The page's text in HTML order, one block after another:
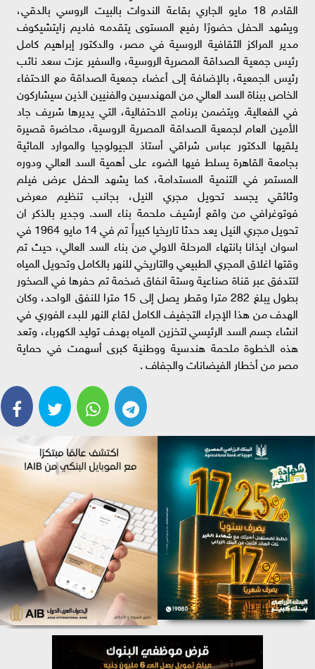
القادم 18 مايو الجاري بقاعة الندوات بالبيت الروسي بالدقي،
ويشهد الحفل حضورًا رفيع المستوى يتقدمه فاديم زايتشيكوف
مدير المراكز الثقافية الروسية في مصر، والدكتور إبراهيم كامل
رئيس جمعية الصداقة المصرية الروسية، والسفير عزت سعد نائب
رئيس الجمعية، بالإضافة إلى أعضاء جمعية الصداقة مع الاحتفاء
الخاص ببناة السد العالي من المهندسين والفنيين الذين سيشاركون
في الفعالية. ويتضمن برنامج الاحتفالية، التي يديرها شريف جاد
الأمين العام لجمعية الصداقة المصرية الروسية، محاضرة قصيرة
يلقيها الدكتور عباس شراقي أستاذ الجيولوجيا والموارد المائية
بجامعة القاهرة يسلط فيها الضوء على أهمية السد العالي ودوره
المستمر في التنمية المستدامة، كما يشهد الحفل عرض فيلم
وثائقي يجسد تحويل مجري النيل، بجانب تنظيم معرض
فوتوغرافي من واقع أرشيف ملحمة بناء السد. وجدير بالذكر ان
تحويل مجري النيل يعد حدثا تاريخيا كبيراً تم في 14 مايو 1964 في
اسوان ايذانا بانتهاء المرحلة الاولي من بناء السد العالي، حيث تم
وقتها اغلاق المجري الطبيعي والتاريخي للنهر بالكامل وتحويل المياه
لتتدفق عبر قناة صناعية وستة انفاق ضخمة تم حفرها في الصخور
بطول يبلغ 282 مترا وقطر يصل إلى 15 مترا للنفق الواحد، وكان
الهدف من هذا الإجراء التجفيف الكامل لقاع النهر للبدء الفوري في
انشاء جسم السد الرئيسي لتخزين المياه بهدف توليد الكهرباء، وتعد
هذه الخطوة ملحمة هندسية ووطنية كبرى أسهمت في حماية
مصر من أخطار الفيضانات والجفاف .